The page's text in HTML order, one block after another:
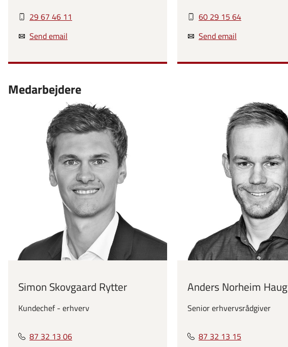
29 67 46 11
Send email
60 29 15 64
Send email
Medarbejdere
Simon Skovgaard Rytter
Kundechef - erhverv
87 32 13 06
Anders Norheim Haug
Senior erhvervsrådgiver
87 32 13 15